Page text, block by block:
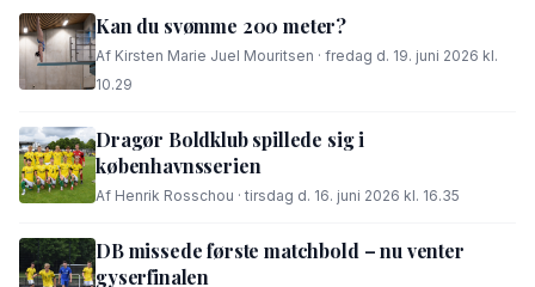
Kan du svømme 200 meter?
Af Kirsten Marie Juel Mouritsen · fredag d. 19. juni 2026 kl.
10.29
Dragør Boldklub spillede sig i
københavnsserien
Af Henrik Rosschou · tirsdag d. 16. juni 2026 kl. 16.35
DB missede første matchbold – nu venter
gyserfinalen